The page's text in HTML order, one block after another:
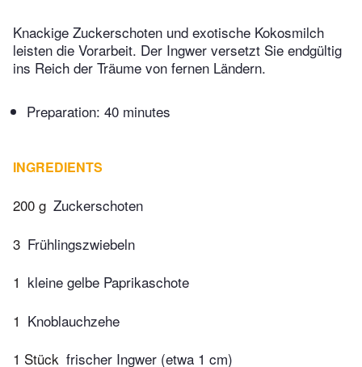
Knackige Zuckerschoten und exotische Kokosmilch
leisten die Vorarbeit. Der Ingwer versetzt Sie endgültig
ins Reich der Träume von fernen Ländern.
Preparation: 40 minutes
INGREDIENTS
200 g Zuckerschoten
3 Frühlingszwiebeln
1 kleine gelbe Paprikaschote
1 Knoblauchzehe
1 Stück frischer Ingwer (etwa 1 cm)